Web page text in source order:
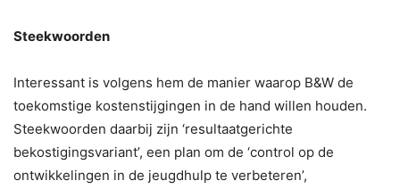
Steekwoorden
Interessant is volgens hem de manier waarop B&W de
toekomstige kostenstijgingen in de hand willen houden.
Steekwoorden daarbij zijn ‘resultaatgerichte
bekostigingsvariant’, een plan om de ‘control op de
ontwikkelingen in de jeugdhulp te verbeteren’,